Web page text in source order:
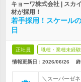
キョーワ株式会社 | スカ
材が採用！
若手採用！スケール
日
正社員 職種・業種未経
情報更新日：2026/06/26
＼スーパーゼ